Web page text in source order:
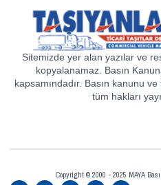
Sitemizde yer alan yazılar ve
kopyalanamaz. Basın
kapsamındadır. Basın kanunu
tüm hakları
Copyright © 2000 - 2025 MAYA